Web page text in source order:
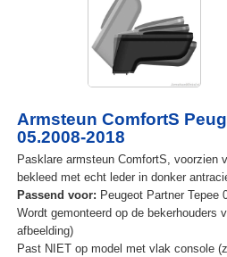
Armsteun ComfortS
05.2008-2018
Pasklare armsteun ComfortS, voorzien
bekleed met echt leder in donker
Passend voor: Peugeot Partner Tepee
Wordt gemonteerd op de bekerhouders
afbeelding)
Past NIET op model met vlak console